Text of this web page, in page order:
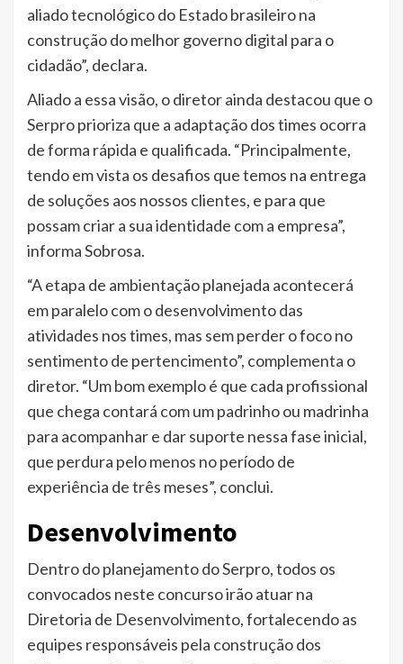
aliado tecnológico do Estado brasileiro na
construção do melhor governo digital para o
cidadão”, declara.
Aliado a essa visão, o diretor ainda destacou que o
Serpro prioriza que a adaptação dos times ocorra
de forma rápida e qualificada. “Principalmente,
tendo em vista os desafios que temos na entrega
de soluções aos nossos clientes, e para que
possam criar a sua identidade com a empresa”,
informa Sobrosa.
“A etapa de ambientação planejada acontecerá
em paralelo com o desenvolvimento das
atividades nos times, mas sem perder o foco no
sentimento de pertencimento”, complementa o
diretor. “Um bom exemplo é que cada profissional
que chega contará com um padrinho ou madrinha
para acompanhar e dar suporte nessa fase inicial,
que perdura pelo menos no período de
experiência de três meses”, conclui.
Desenvolvimento
Dentro do planejamento do Serpro, todos os
convocados neste concurso irão atuar na
Diretoria de Desenvolvimento, fortalecendo as
equipes responsáveis pela construção dos